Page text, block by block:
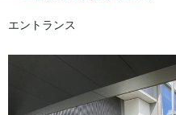
エントランス